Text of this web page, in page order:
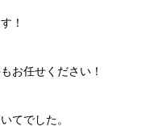
！
お任せください！
てでした。